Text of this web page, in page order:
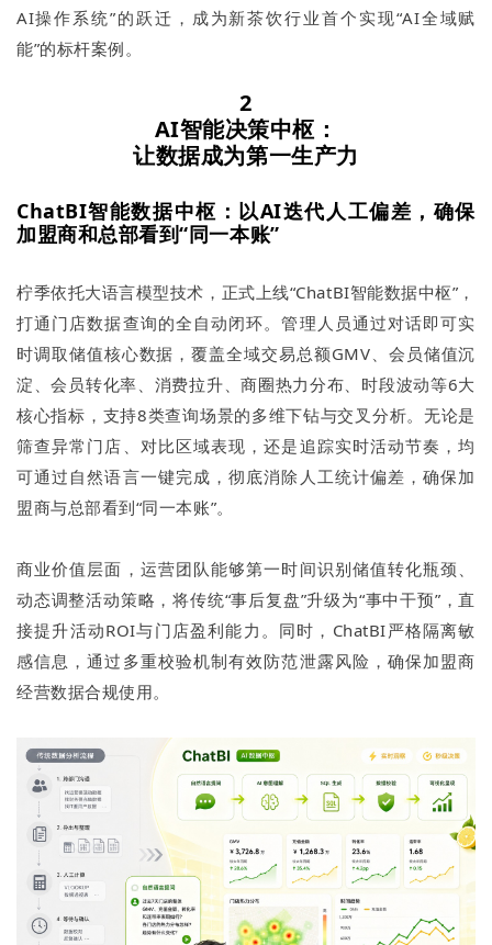
AI操作系统”的跃迁，成为新茶饮行业首个实现“AI全域赋
能”的标杆案例。
2
AI智能决策中枢：
让数据成为第一生产力
ChatBI智能数据中枢：以AI迭代人工偏差，确保
加盟商和总部看到“同一本账”
柠季依托大语言模型技术，正式上线“ChatBI智能数据中枢”，
打通门店数据查询的全自动闭环。管理人员通过对话即可实
时调取储值核心数据，覆盖全域交易总额GMV、会员储值沉
淀、会员转化率、消费拉升、商圈热力分布、时段波动等6大
核心指标，支持8类查询场景的多维下钻与交叉分析。无论是
筛查异常门店、对比区域表现，还是追踪实时活动节奏，均
可通过自然语言一键完成，彻底消除人工统计偏差，确保加
盟商与总部看到“同一本账”。
商业价值层面，运营团队能够第一时间识别储值转化瓶颈、
动态调整活动策略，将传统“事后复盘”升级为“事中干预”，直
接提升活动ROI与门店盈利能力。同时，ChatBI严格隔离敏
感信息，通过多重校验机制有效防范泄露风险，确保加盟商
经营数据合规使用。